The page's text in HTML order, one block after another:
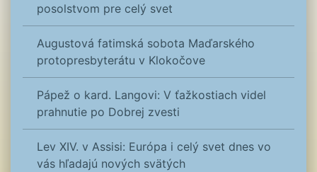
posolstvom pre celý svet
Augustová fatimská sobota Maďarského
protopresbyterátu v Klokočove
Pápež o kard. Langovi: V ťažkostiach videl
prahnutie po Dobrej zvesti
Lev XIV. v Assisi: Európa i celý svet dnes vo
vás hľadajú nových svätých